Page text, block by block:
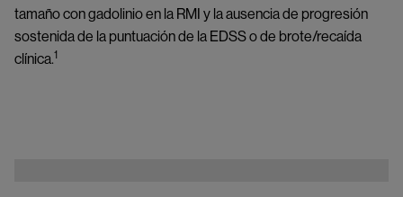
tamaño con gadolinio en la RMI y la ausencia de progresión
sostenida de la puntuación de la EDSS o de brote/recaída
clínica.1